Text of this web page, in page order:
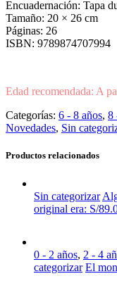
Encuadernación: Tapa
Tamaño: 20 × 26 cm
Páginas: 26
ISBN: 9789874707994
Edad recomendada: A
Categorías: 6 - 8 años, 8
Novedades, Sin
Productos relacionados
Sin categorizar
original era: S/
0 - 2 años, 2 - 4
categorizar El